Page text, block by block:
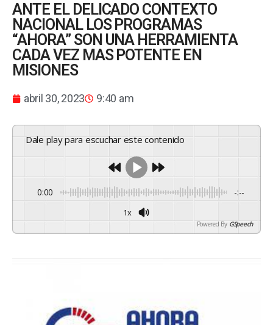
ANTE EL DELICADO CONTEXTO
NACIONAL LOS PROGRAMAS
“AHORA” SON UNA HERRAMIENTA
CADA VEZ MAS POTENTE EN
MISIONES
abril 30, 2023 9:40 am
Dale play para escuchar este contenido
0:00 -:--
1x
Powered By GSpeech